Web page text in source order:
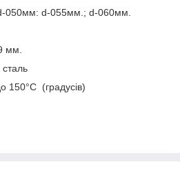
050мм: d-055мм.; d-060мм.
мм.
сталь
150°C (градусів)